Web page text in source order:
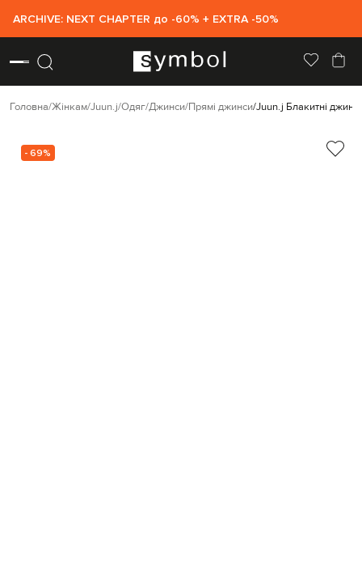
ARCHIVE: NEXT CHAPTER до -60% + EXTRA -50%
Головна Жінкам Juun.j Одяг Джинси Прямі джинси Juun.j Блакитні
- 69%